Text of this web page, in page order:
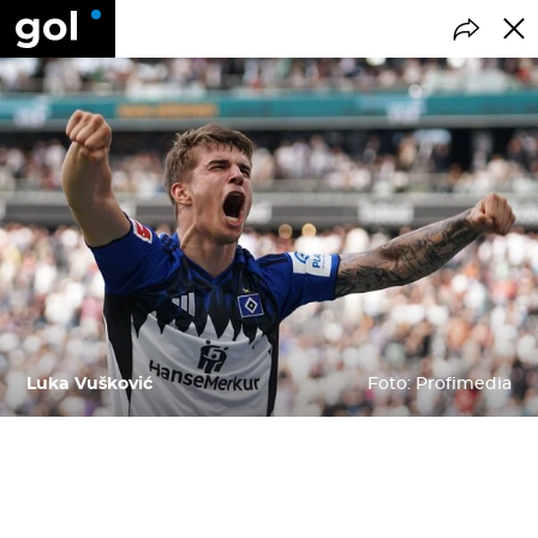
Luka Vušković Foto: Profimedia